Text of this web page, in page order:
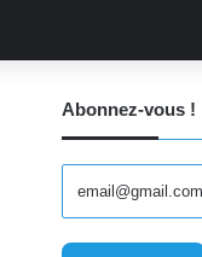
Abonnez-vous !